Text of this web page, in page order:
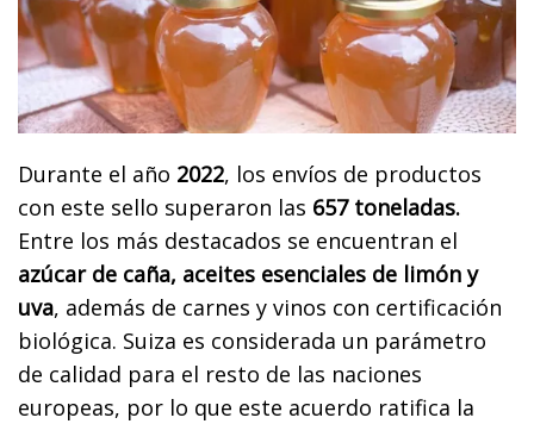
Durante el año 2022, los envíos de productos
con este sello superaron las 657 toneladas.
Entre los más destacados se encuentran el
azúcar de caña, aceites esenciales de limón y
uva, además de carnes y vinos con certificación
biológica. Suiza es considerada un parámetro
de calidad para el resto de las naciones
europeas, por lo que este acuerdo ratifica la